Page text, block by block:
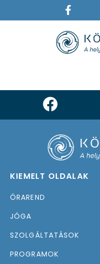
KIEMELT OLDALAK
ÓRAREND
JÓGA
SZOLGÁLTATÁSOK
PROGRAMOK